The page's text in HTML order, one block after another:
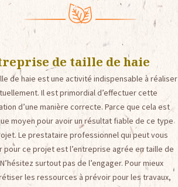
de taille de haie
de haie est une activité indispensable à réaliser
Il est primordial d’effectuer cette
d’une manière correcte. Parce que cela est
moyen pour avoir un résultat fiable de ce type
Le prestataire professionnel qui peut vous
pour ce projet est l’entreprise agrée en taille de
surtout pas de l’engager. Pour mieux
les ressources à prévoir pour les travaux,